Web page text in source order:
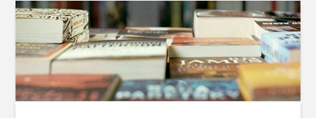
حسين
مهران02.19.2024